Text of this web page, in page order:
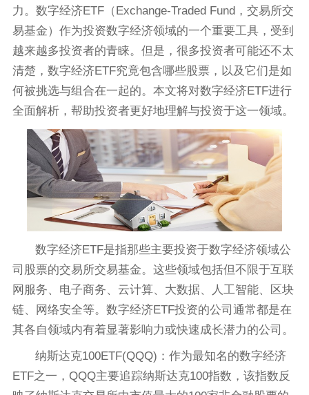
力。数字经济ETF（Exchange-Traded Fund，交易所交
易基金）作为投资数字经济领域的一个重要工具，受到
越来越多投资者的青睐。但是，很多投资者可能还不太
清楚，数字经济ETF究竟包含哪些股票，以及它们是如
何被挑选与组合在一起的。本文将对数字经济ETF进行
全面解析，帮助投资者更好地理解与投资于这一领域。
数字经济ETF是指那些主要投资于数字经济领域公
司股票的交易所交易基金。这些领域包括但不限于互联
网服务、电子商务、云计算、大数据、人工智能、区块
链、网络安全等。数字经济ETF投资的公司通常都是在
其各自领域内有着显著影响力或快速成长潜力的公司。
纳斯达克100ETF(QQQ)：作为最知名的数字经济
ETF之一，QQQ主要追踪纳斯达克100指数，该指数反